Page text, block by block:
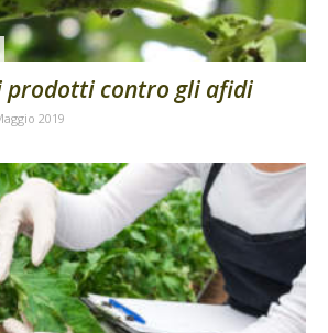
prodotti contro gli afidi
2019